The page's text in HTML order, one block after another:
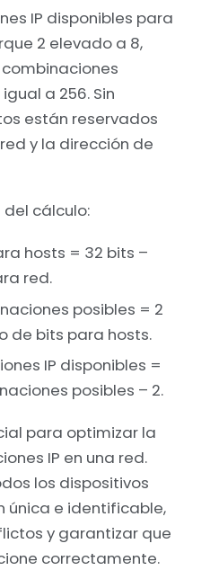
IP disponibles para
2 elevado a 8,
a 256. Sin
están reservados
y la dirección de
del cálculo:
hosts = 32 bits –
red.
posibles = 2
de bits para hosts.
IP disponibles =
posibles – 2.
para optimizar la
IP en una red.
los dispositivos
única e identificable,
y garantizar que
correctamente.